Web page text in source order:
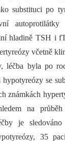
substituci po
hladině TSH i
včetně
léčba byla po
se
známkách
na průběh
je sledováno
35